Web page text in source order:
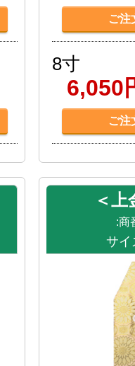
ご注
8寸
6,050
ご注
＜上
:商
サイ